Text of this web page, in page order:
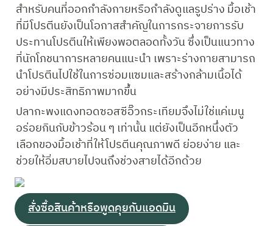
สำหรับคนที่ออกกำลังกายหรือกำลังดูแลรูปร่าง มื้อเช้า
ที่มีโปรตีนยังเป็นโอกาสสำคัญในการกระจายการรับ
ประทานโปรตีนให้เพียงพอตลอดทั้งวัน ซึ่งเป็นแนวทาง
ที่นักโภชนาการหลายคนแนะนำ เพราะร่างกายสามารถ
นำโปรตีนไปใช้ในการซ่อมแซมและสร้างกล้ามเนื้อได้
อย่างมีประสิทธิภาพมากขึ้น
ปลากะพงแดงทอดซอสซีอิ๊วกระเทียมจึงไม่ใช่แค่เมนู
อร่อยกินกับข้าวร้อน ๆ เท่านั้น แต่ยังเป็นอีกหนึ่งตัว
เลือกของมื้อเช้าที่ให้โปรตีนคุณภาพดี ย่อยง่าย และ
ช่วยให้อิ่มสบายไปจนถึงช่วงสายได้อีกด้วย
สั่งซื้อสินค้าหรือพูดคุยกับแอดมิน